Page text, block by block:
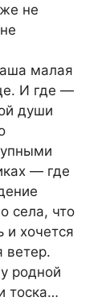
не
малая
И где —
души
— где
села, что
и хочется
ветер.
родной
тоска…